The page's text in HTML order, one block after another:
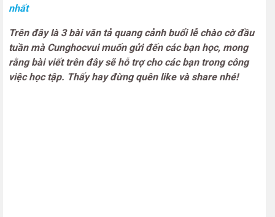
nhất
Trên đây là 3 bài văn tả quang cảnh buổi lễ chào cờ đầu
tuần mà Cunghocvui muốn gửi đến các bạn học, mong
rằng bài viết trên đây sẽ hỗ trợ cho các bạn trong công
việc học tập. Thấy hay đừng quên like và share nhé!